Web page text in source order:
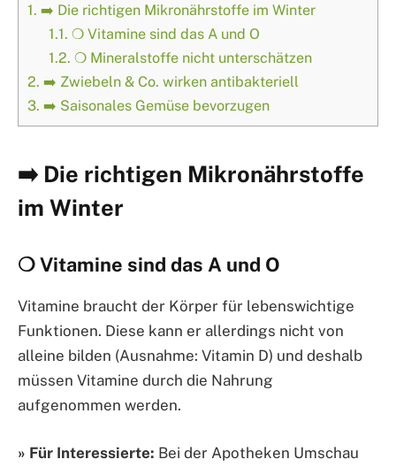
1. ➡️ Die richtigen Mikronährstoffe im Winter
1.1. ❍ Vitamine sind das A und O
1.2. ❍ Mineralstoffe nicht unterschätzen
2. ➡️ Zwiebeln & Co. wirken antibakteriell
3. ➡️ Saisonales Gemüse bevorzugen
➡️ Die richtigen Mikronährstoffe
im Winter
❍ Vitamine sind das A und O
Vitamine braucht der Körper für lebenswichtige
Funktionen. Diese kann er allerdings nicht von
alleine bilden (Ausnahme: Vitamin D) und deshalb
müssen Vitamine durch die Nahrung
aufgenommen werden.
» Für Interessierte: Bei der Apotheken Umschau